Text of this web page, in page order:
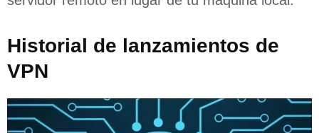
Historial de lanzamientos de
VPN